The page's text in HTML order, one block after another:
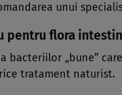
unui
pentru flora
bacteriilor „bune”
tratament naturist.